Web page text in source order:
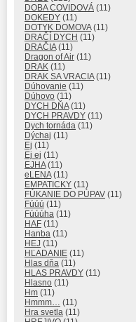
DOBA COVIDOVÁ (11)
DOKEDY (11)
DOTYK DOMOVA(11)
DRAČÍ DYCH (11)
DRAČIA(11)
Dragon of Air (11)
DRAK (11)
DRAK SA VRACIA(11)
Dúhovanie (11)
Dúhovo (11)
DYCH DŇA(11)
DYCH PRAVDY (11)
Dych tornáda (11)
Dýchaj (11)
Ej (11)
Ej ej (11)
EJHA(11)
eLENA(11)
EMPATICKY (11)
FÚKANIE DO PÚPAV (11)
Fúúú (11)
Fúúúha (11)
HAF (11)
Hanba (11)
HEJ (11)
HĽADANIE (11)
Hlas dňa (11)
HLAS PRAVDY (11)
Hlasno (11)
Hm (11)
Hmmm…
(11)
Hra svetla (11)